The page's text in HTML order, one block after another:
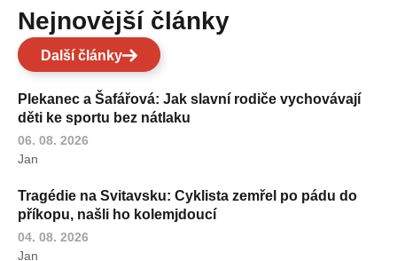
Nejnovější články
Další články
Plekanec a Šafářová: Jak slavní rodiče vychovávají
děti ke sportu bez nátlaku
06. 08. 2026
Jan
Tragédie na Svitavsku: Cyklista zemřel po pádu do
příkopu, našli ho kolemjdoucí
04. 08. 2026
Jan